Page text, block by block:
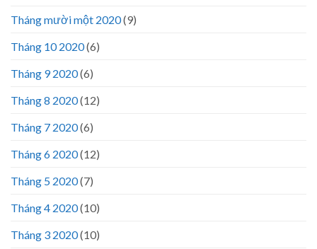
Tháng mười một 2020(9)
Tháng 10 2020(6)
Tháng 9 2020(6)
Tháng 8 2020(12)
Tháng 7 2020(6)
Tháng 6 2020(12)
Tháng 5 2020(7)
Tháng 4 2020(10)
Tháng 3 2020(10)